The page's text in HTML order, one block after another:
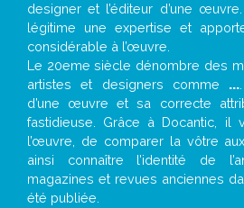
designer et l’éditeur d’une
légitime une expertise et
considérable à l’œuvre.
Le 20eme siècle dénombre des
artistes et designers comme ...
d’une œuvre et sa correcte
fastidieuse. Grâce à Docantic, il
l’œuvre, de comparer la vôtre
ainsi connaître l’identité de
magazines et revues anciennes
été publiée.